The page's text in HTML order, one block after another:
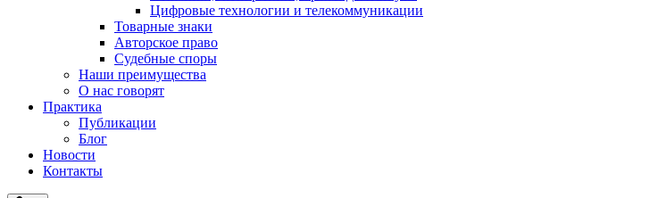
Цифровые технологии и телекоммуникации
Товарные знаки
Авторское право
Судебные споры
Наши преимущества
О нас говорят
Практика
Публикации
Блог
Новости
Контакты